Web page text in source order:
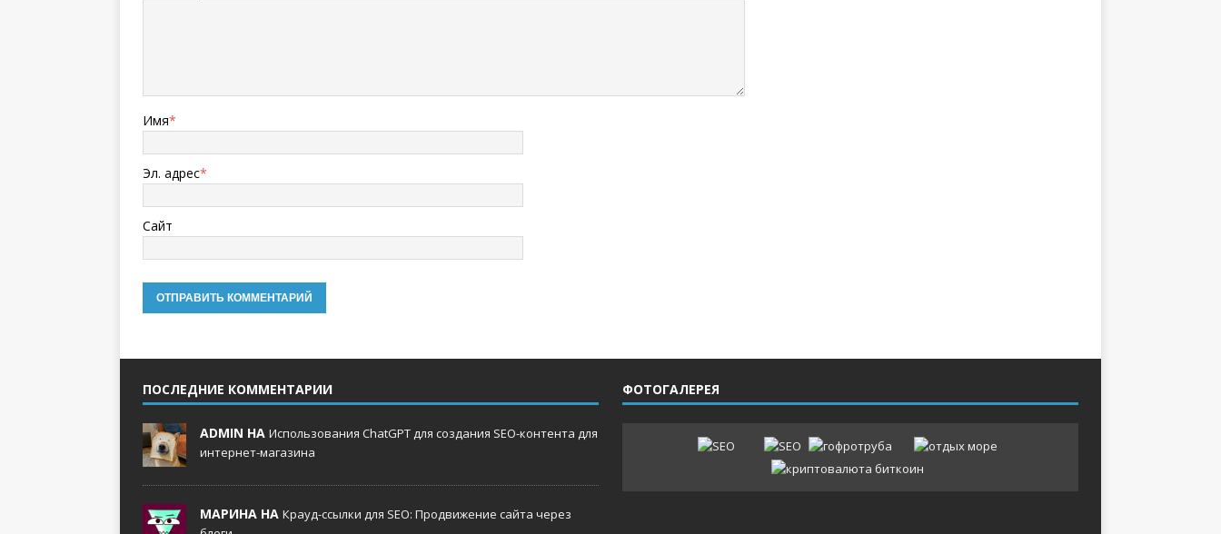
Имя*
Эл. адрес*
Сайт
ПОСЛЕДНИЕ КОММЕНТАРИИ
ADMIN НА Использования ChatGPT для создания SEO-контента для
интернет-магазина
МАРИНА НА Крауд-ссылки для SEO: Продвижение сайта через
ФОТОГАЛЕРЕЯ